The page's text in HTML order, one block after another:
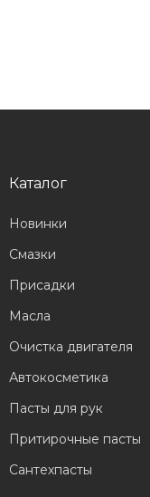
Каталог
Новинки
Смазки
Присадки
Масла
Очистка двигателя
Автокосметика
Пасты для рук
Притирочные пасты
Сантехпасты